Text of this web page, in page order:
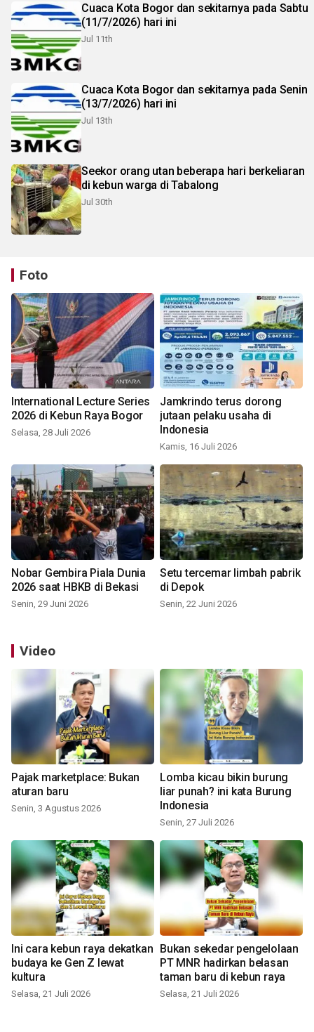
Cuaca Kota Bogor dan sekitarnya pada Sabtu
(11/7/2026) hari ini
Jul 11th
Cuaca Kota Bogor dan sekitarnya pada Senin
(13/7/2026) hari ini
Jul 13th
Seekor orang utan beberapa hari berkeliaran
di kebun warga di Tabalong
Jul 30th
Foto
International Lecture Series
2026 di Kebun Raya Bogor
Selasa, 28 Juli 2026
Jamkrindo terus dorong
jutaan pelaku usaha di
Indonesia
Kamis, 16 Juli 2026
Nobar Gembira Piala Dunia
2026 saat HBKB di Bekasi
Senin, 29 Juni 2026
Setu tercemar limbah pabrik
di Depok
Senin, 22 Juni 2026
Video
Pajak marketplace: Bukan
aturan baru
Senin, 3 Agustus 2026
Lomba kicau bikin burung
liar punah? ini kata Burung
Indonesia
Senin, 27 Juli 2026
Ini cara kebun raya dekatkan
budaya ke Gen Z lewat
kultura
Selasa, 21 Juli 2026
Bukan sekedar pengelolaan
PT MNR hadirkan belasan
taman baru di kebun raya
Selasa, 21 Juli 2026